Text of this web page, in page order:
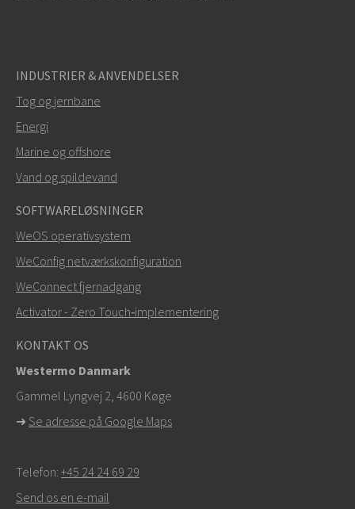
INDUSTRIER & ANVENDELSER
Tog og jernbane
Energi
Marine og offshore
Vand og spildevand
SOFTWARELØSNINGER
WeOS operativsystem
WeConfig netværkskonfiguration
WeConnect fjernadgang
Activator - Zero Touch‑implementering
KONTAKT OS
Westermo Danmark
Gammel Lyngvej 2, 4600 Køge
➜ Se adresse på Google Maps
Telefon: +45 24 24 69 29
Send os en e-mail